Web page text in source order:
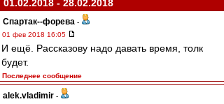
01.02.2018 - 28.02.2018
Cпартак--форева -
01 фев 2018 16:05
И ещё. Рассказову надо давать время, толк
будет.
Последнее сообщение
alek.vladimir -